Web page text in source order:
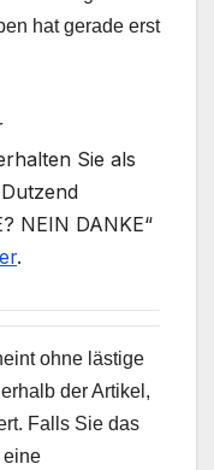
hat gerade erst
Sie als
NEIN DANKE“
.
ohne lästige
der Artikel,
Falls Sie das
eine